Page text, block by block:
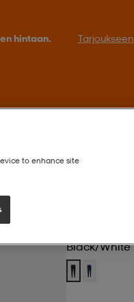
hintaan. Tarjoukseen
Black/white
to enhance site